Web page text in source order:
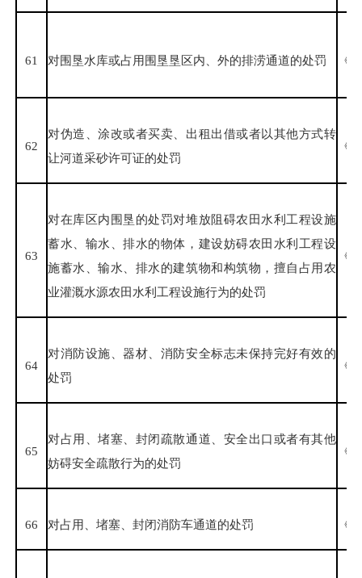
61 对围垦水库或占用围垦垦区内、外的排涝通道的处罚 《
62
对伪造、涂改或者买卖、出租出借或者以其他方式转
让河道采砂许可证的处罚
《
63
对在库区内围垦的处罚对堆放阻碍农田水利工程设施
蓄水、输水、排水的物体，建设妨碍农田水利工程设
施蓄水、输水、排水的建筑物和构筑物，擅自占用农
业灌溉水源农田水利工程设施行为的处罚
《
64
对消防设施、器材、消防安全标志未保持完好有效的
处罚
《
65
对占用、堵塞、封闭疏散通道、安全出口或者有其他
妨碍安全疏散行为的处罚
《
66 对占用、堵塞、封闭消防车通道的处罚 《